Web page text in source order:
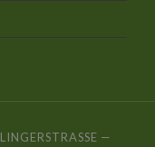
—